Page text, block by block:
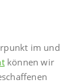
im und
können wir